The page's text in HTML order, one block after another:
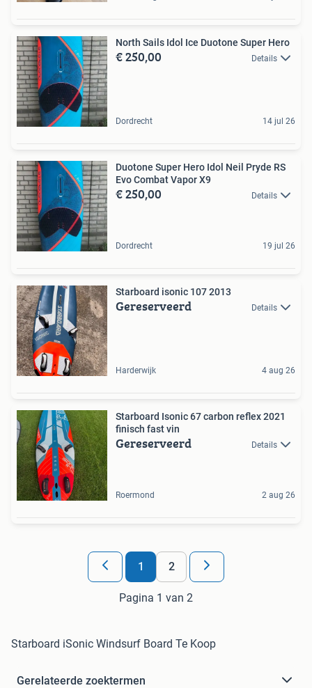
North Sails Idol Ice Duotone Super Hero
€ 250,00 Details
Dordrecht 14 jul 26
Duotone Super Hero Idol Neil Pryde RS
Evo Combat Vapor X9
€ 250,00 Details
Dordrecht 19 jul 26
Starboard isonic 107 2013
Gereserveerd Details
Harderwijk 4 aug 26
Starboard Isonic 67 carbon reflex 2021
finisch fast vin
Gereserveerd Details
Roermond 2 aug 26
1 2
Pagina 1 van 2
Starboard iSonic Windsurf Board Te Koop
Gerelateerde zoektermen